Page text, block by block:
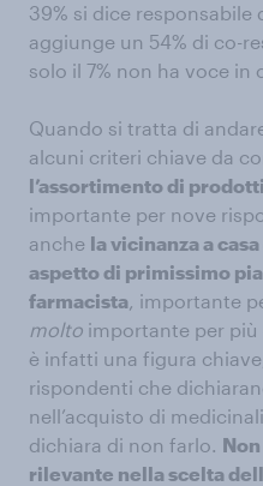
39% si dice responsabile
aggiunge un 54% di co-
solo il 7% non ha voce in
Quando si tratta di
alcuni criteri chiave da
l’assortimento di
importante per nove
anche la vicinanza a
aspetto di primissimo
farmacista, importante
molto importante per più
è infatti una figura
rispondenti che
nell’acquisto di
dichiara di non farlo.
rilevante nella scelta